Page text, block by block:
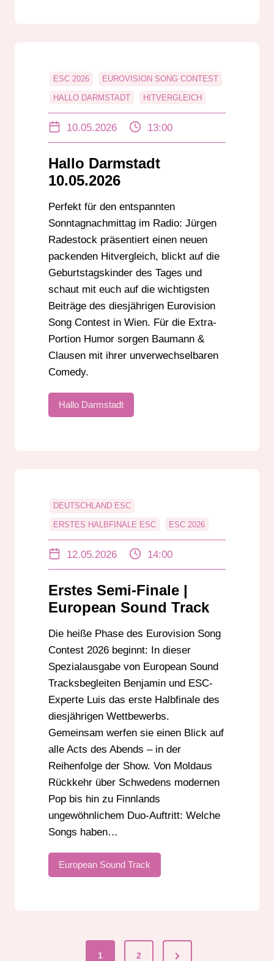
ESC 2026 EUROVISION SONG CONTEST
HALLO DARMSTADT HITVERGLEICH
10.05.2026 13:00
Hallo Darmstadt
10.05.2026
Perfekt für den entspannten
Sonntagnachmittag im Radio: Jürgen
Radestock präsentiert einen neuen
packenden Hitvergleich, blickt auf die
Geburtstagskinder des Tages und
schaut mit euch auf die wichtigsten
Beiträge des diesjährigen Eurovision
Song Contest in Wien. Für die Extra-
Portion Humor sorgen Baumann &
Clausen mit ihrer unverwechselbaren
Comedy.
Hallo Darmstadt
DEUTSCHLAND ESC
ERSTES HALBFINALE ESC ESC 2026
ESC SONGS 2026
EUROVISION HALBFINALE
EUROVISION SONG CONTEST
KROATIEN ESC
SCHWEDEN ESC
12.05.2026 14:00
Erstes Semi-Finale |
European Sound Track
Die heiße Phase des Eurovision Song
Contest 2026 beginnt: In dieser
Spezialausgabe von European Sound
Tracksbegleiten Benjamin und ESC-
Experte Luis das erste Halbfinale des
diesjährigen Wettbewerbs.
Gemeinsam werfen sie einen Blick auf
alle Acts des Abends – in der
Reihenfolge der Show. Von Moldaus
Rückkehr über Schwedens modernen
Pop bis hin zu Finnlands
ungewöhnlichem Duo-Auftritt: Welche
Songs haben…
European Sound Track
1 2
Next